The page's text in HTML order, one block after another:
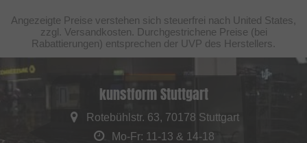
Angezeigte Preise verstehen sich steuerfrei nach United States,
zzgl. Versandkosten. Durchgestrichene Preise (bei
Rabattierungen) entsprechen der UVP des Herstellers.
kunstform Stuttgart
Rotebühlstr. 63, 70178 Stuttgart
Mo-Fr: 11-13 & 14-18